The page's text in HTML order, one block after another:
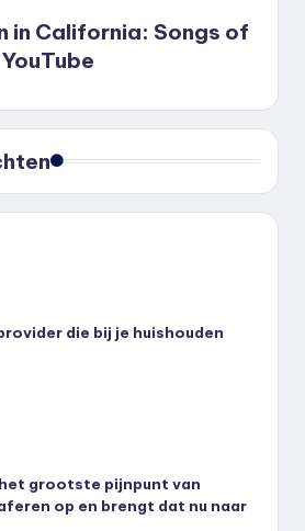
in California: Songs of
die bij je huishouden
grootste pijnpunt van
op en brengt dat nu naar